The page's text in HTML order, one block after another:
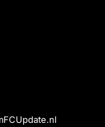
FCUpdate.nl